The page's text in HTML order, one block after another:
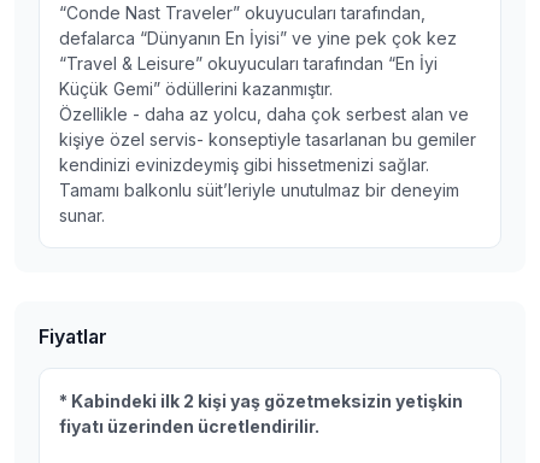
“Conde Nast Traveler” okuyucuları tarafından,
defalarca “Dünyanın En İyisi” ve yine pek çok kez
“Travel & Leisure” okuyucuları tarafından “En İyi
Küçük Gemi” ödüllerini kazanmıştır.
Özellikle - daha az yolcu, daha çok serbest alan ve
kişiye özel servis- konseptiyle tasarlanan bu gemiler
kendinizi evinizdeymiş gibi hissetmenizi sağlar.
Tamamı balkonlu süit’leriyle unutulmaz bir deneyim
sunar.
Fiyatlar
* Kabindeki ilk 2 kişi yaş gözetmeksizin yetişkin
fiyatı üzerinden ücretlendirilir.